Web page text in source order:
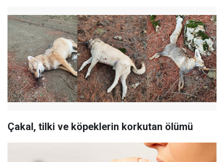
Çakal, tilki ve köpeklerin korkutan ölümü